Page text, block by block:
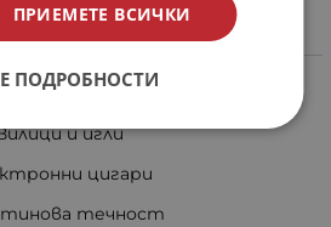
от сделка
за наргиле
и игли
цигари
течност
ПРИЕМЕТЕ ВСИЧКИ
ПОДРОБНОСТИ